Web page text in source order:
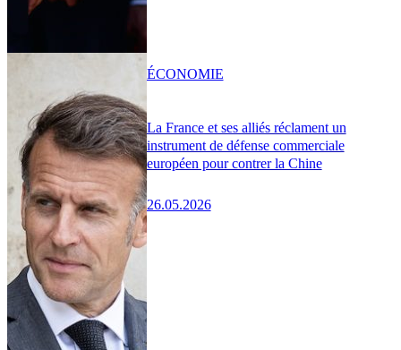
La France et ses alliés réclament un
instrument de défense commerciale
européen pour contrer la Chine
26.05.2026
ÉCONOMIE